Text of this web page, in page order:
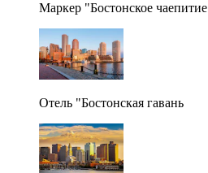
Маркер "Бостонское чаепитие
Отель "Бостонская гавань